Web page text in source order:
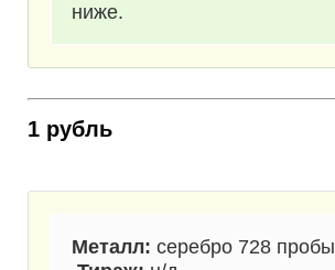
ниже.
1 рубль
Металл: серебро 728 пробы